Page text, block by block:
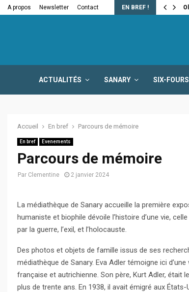
A propos Newsletter Contact EN BREF !
la fermeture…
ACTUALITÉS SANARY SIX-FOURS
Accueil En bref Parcours de mémoire
En bref Evenements
Parcours de mémoire
Par Clementine 2 janvier 2024
La médiathèque de Sanary accueille la première
humaniste et biophile dévoile l’histoire d’une vie,
par la guerre, l’exil, et l’holocauste.
Des photos et objets de famille issus de ses
médiathèque de Sanary. Eva Adler témoigne ici
française et autrichienne. Son père, Kurt Adler, était
plus de trente ans. En 1938, il avait émigré aux